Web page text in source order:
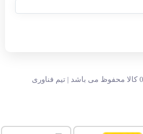
تمام حقوق وب سایت 024 کالا محفوظ می باشد | تیم فناوری